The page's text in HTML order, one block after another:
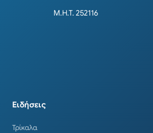
Μ.Η.Τ. 252116
Ειδήσεις
Τρίκαλα